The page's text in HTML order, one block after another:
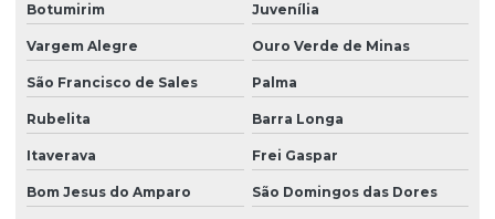
Botumirim Juvenília
Vargem Alegre Ouro Verde de Minas
São Francisco de Sales Palma
Rubelita Barra Longa
Itaverava Frei Gaspar
Bom Jesus do Amparo São Domingos das Dores